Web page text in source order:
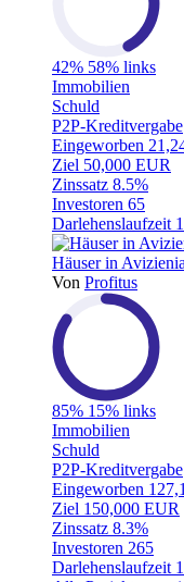
42% 58% links
Immobilien
Schuld
P2P-Kreditvergabe
Eingeworben
Ziel 50,000 EUR
Zinssatz 8.5%
Investoren 65
Darlehenslaufzeit
Häuser in
Von Profitus
85% 15% links
Immobilien
Schuld
P2P-Kreditvergabe
Eingeworben
Ziel 150,000 EUR
Zinssatz 8.3%
Investoren 265
Darlehenslaufzeit